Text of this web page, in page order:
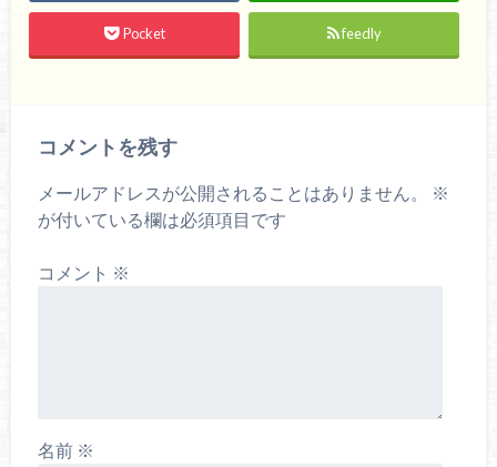
Pocket feedly
コメントを残す
メールアドレスが公開されることはありません。
※
が付いている欄は必須項目です
コメント ※
名前 ※